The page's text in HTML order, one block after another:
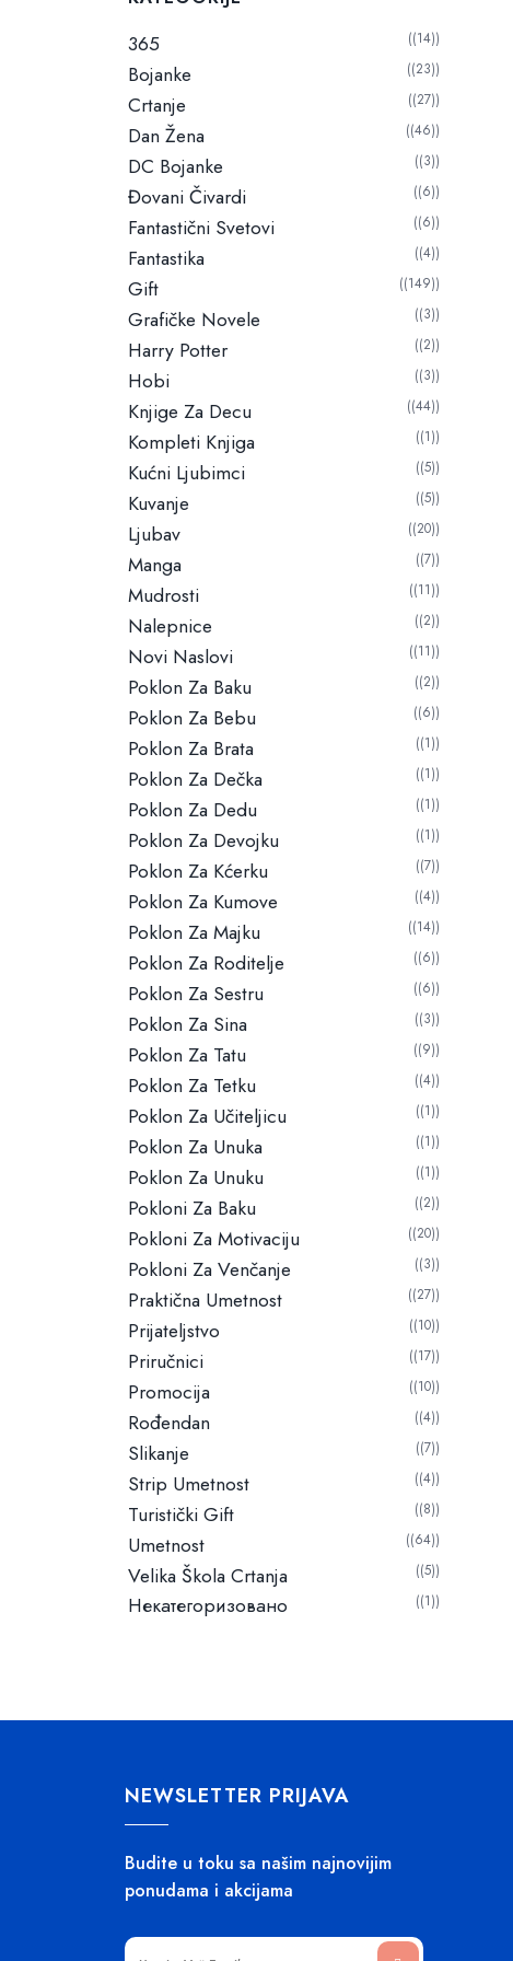
n
a
c
e
a
l
n
a
c
e
n
a
365 (14)
Bojanke (23)
Crtanje (27)
Dan Žena (46)
DC Bojanke (3)
Đovani Čivardi (6)
Fantastični Svetovi (6)
Fantastika (4)
Gift (149)
Grafičke Novele (3)
Harry Potter (2)
Hobi (3)
Knjige Za Decu (44)
Kompleti Knjiga (1)
Kućni Ljubimci (5)
Kuvanje (5)
Ljubav (20)
Manga (7)
Mudrosti (11)
Nalepnice (2)
Novi Naslovi (11)
Poklon Za Baku (2)
Poklon Za Bebu (6)
Poklon Za Brata (1)
Poklon Za Dečka (1)
Poklon Za Dedu (1)
Poklon Za Devojku (1)
Poklon Za Kćerku (7)
Poklon Za Kumove (4)
Poklon Za Majku (14)
Poklon Za Roditelje (6)
Poklon Za Sestru (6)
Poklon Za Sina (3)
Poklon Za Tatu (9)
Poklon Za Tetku (4)
Poklon Za Učiteljicu (1)
Poklon Za Unuka (1)
Poklon Za Unuku (1)
Pokloni Za Baku (2)
Pokloni Za Motivaciju (20)
Pokloni Za Venčanje (3)
Praktična Umetnost (27)
Prijateljstvo (10)
Priručnici (17)
Promocija (10)
Rođendan (4)
Slikanje (7)
Strip Umetnost (4)
Turistički Gift (8)
Umetnost (64)
Velika Škola Crtanja (5)
Некатегоризовано (1)
NEWSLETTER PRIJAVA
Budite u toku sa našim najnovijim
ponudama i akcijama